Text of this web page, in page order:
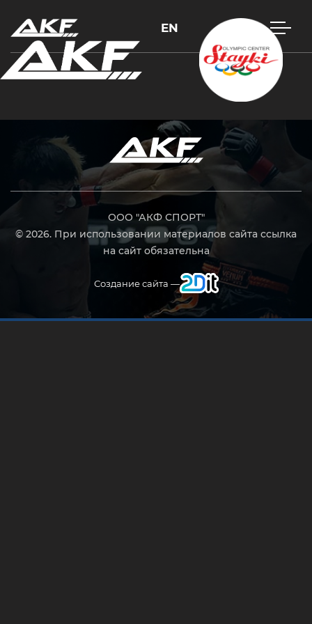
EN
ООО "АКФ СПОРТ"
© 2026. При использовании материалов сайта ссылка
на сайт обязательна
Создание сайта —
Нажмите Enter для поиска или Esc, чтобы закрыть